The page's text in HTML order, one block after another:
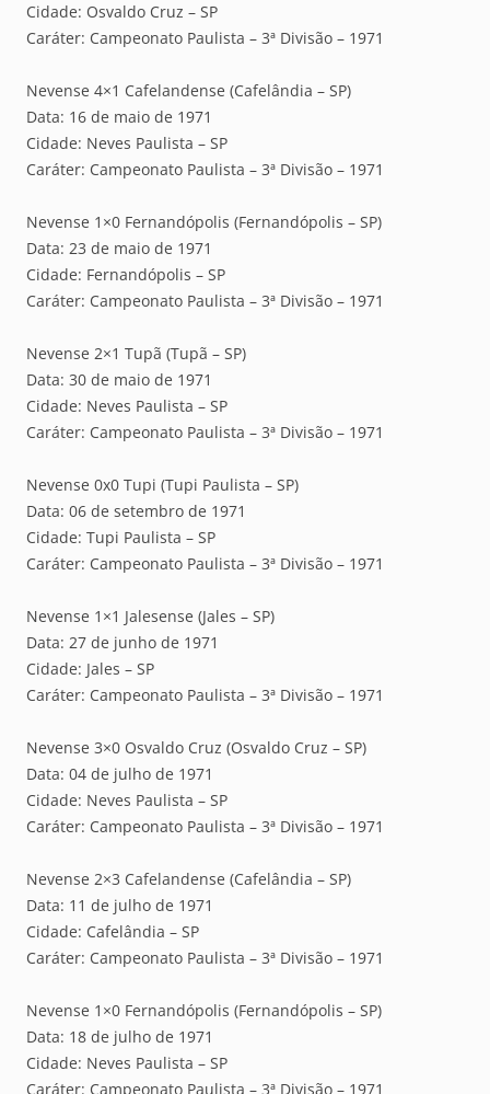
Cidade: Osvaldo Cruz – SP
Caráter: Campeonato Paulista – 3ª Divisão – 1971
Nevense 4×1 Cafelandense (Cafelândia – SP)
Data: 16 de maio de 1971
Cidade: Neves Paulista – SP
Caráter: Campeonato Paulista – 3ª Divisão – 1971
Nevense 1×0 Fernandópolis (Fernandópolis – SP)
Data: 23 de maio de 1971
Cidade: Fernandópolis – SP
Caráter: Campeonato Paulista – 3ª Divisão – 1971
Nevense 2×1 Tupã (Tupã – SP)
Data: 30 de maio de 1971
Cidade: Neves Paulista – SP
Caráter: Campeonato Paulista – 3ª Divisão – 1971
Nevense 0x0 Tupi (Tupi Paulista – SP)
Data: 06 de setembro de 1971
Cidade: Tupi Paulista – SP
Caráter: Campeonato Paulista – 3ª Divisão – 1971
Nevense 1×1 Jalesense (Jales – SP)
Data: 27 de junho de 1971
Cidade: Jales – SP
Caráter: Campeonato Paulista – 3ª Divisão – 1971
Nevense 3×0 Osvaldo Cruz (Osvaldo Cruz – SP)
Data: 04 de julho de 1971
Cidade: Neves Paulista – SP
Caráter: Campeonato Paulista – 3ª Divisão – 1971
Nevense 2×3 Cafelandense (Cafelândia – SP)
Data: 11 de julho de 1971
Cidade: Cafelândia – SP
Caráter: Campeonato Paulista – 3ª Divisão – 1971
Nevense 1×0 Fernandópolis (Fernandópolis – SP)
Data: 18 de julho de 1971
Cidade: Neves Paulista – SP
Caráter: Campeonato Paulista – 3ª Divisão – 1971